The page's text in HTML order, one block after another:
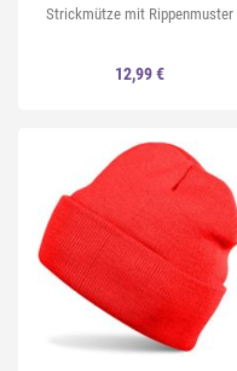
Strickmütze mit Rippenmuster
12,99 €